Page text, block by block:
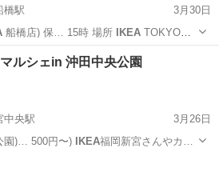
橋駅
3月30日
船橋店) 保… 15時 場所 IKEATOKYO
IKEA
ルシェin 沖田中央公園
中央駅
3月26日
園)… 500円〜) IKEA福岡新宮さんやカ…